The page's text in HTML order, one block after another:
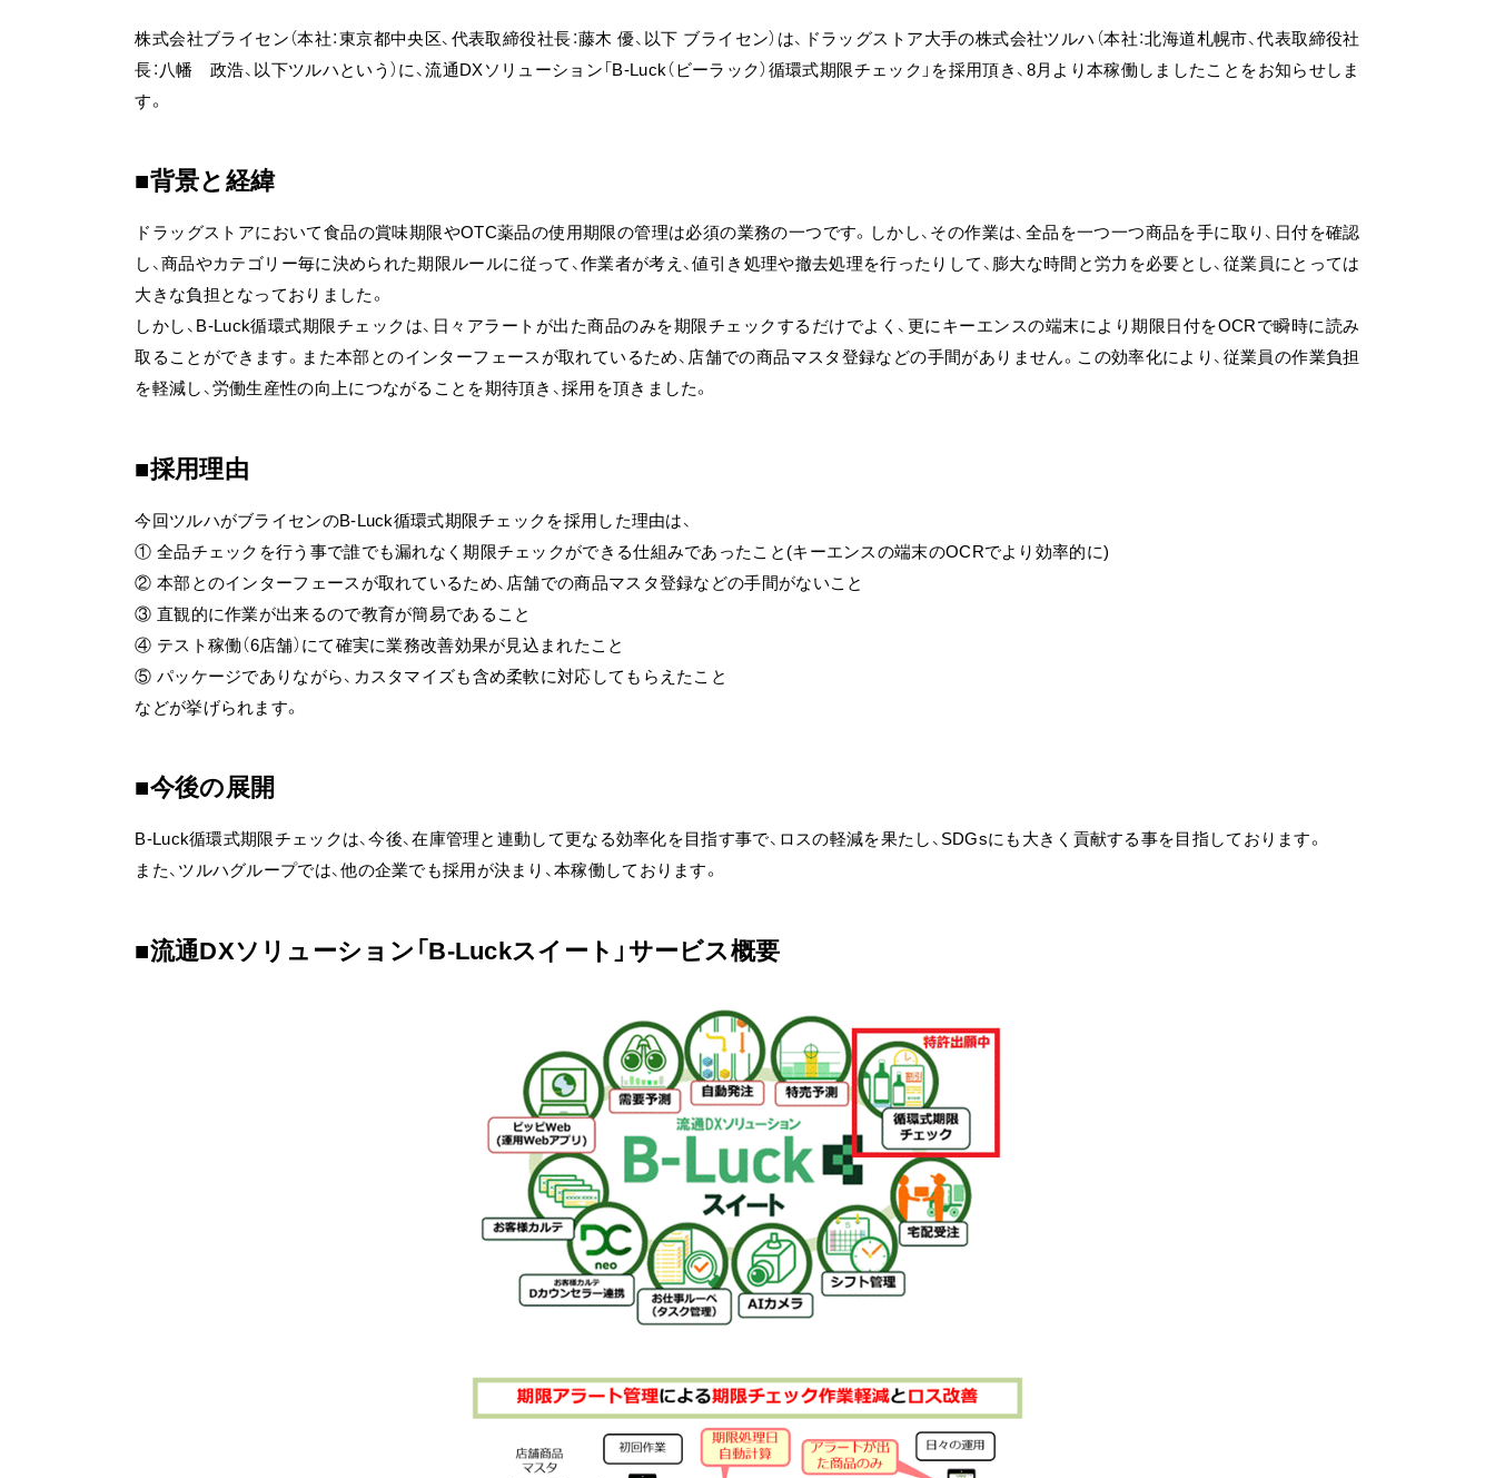
株式会社ブライセン（本社：東京都中央区、代表取締役社長：藤木 優、以下 ブライセン）は、ドラッグストア大手の株式会社ツルハ（本社：北海道札幌市、代表取締役社
長：八幡 政浩、以下ツルハという）に、流通DXソリューション「B-Luck（ビーラック）循環式期限チェック」を採用頂き、8月より本稼働しましたことをお知らせしま
す。
背景と経緯
ドラッグストアにおいて食品の賞味期限やOTC薬品の使用期限の管理は必須の業務の一つです。しかし、その作業は、全品を一つ一つ商品を手に取り、日付を確認
し、商品やカテゴリー毎に決められた期限ルールに従って、作業者が考え、値引き処理や撤去処理を行ったりして、膨大な時間と労力を必要とし、従業員にとっては
大きな負担となっておりました。
しかし、B-Luck循環式期限チェックは、日々アラートが出た商品のみを期限チェックするだけでよく、更にキーエンスの端末により期限日付をOCRで瞬時に読み
取ることができます。また本部とのインターフェースが取れているため、店舗での商品マスタ登録などの手間がありません。この効率化により、従業員の作業負担
を軽減し、労働生産性の向上につながることを期待頂き、採用を頂きました。
採用理由
今回ツルハがブライセンのB-Luck循環式期限チェックを採用した理由は、
① 全品チェックを行う事で誰でも漏れなく期限チェックができる仕組みであったこと(キーエンスの端末のOCRでより効率的に)
② 本部とのインターフェースが取れているため、店舗での商品マスタ登録などの手間がないこと
③ 直観的に作業が出来るので教育が簡易であること
④ テスト稼働（6店舗）にて確実に業務改善効果が見込まれたこと
⑤ パッケージでありながら、カスタマイズも含め柔軟に対応してもらえたこと
などが挙げられます。
今後の展開
B-Luck循環式期限チェックは、今後、在庫管理と連動して更なる効率化を目指す事で、ロスの軽減を果たし、SDGsにも大きく貢献する事を目指しております。
また、ツルハグループでは、他の企業でも採用が決まり、本稼働しております。
流通DXソリューション「B-Luckスイート」サービス概要